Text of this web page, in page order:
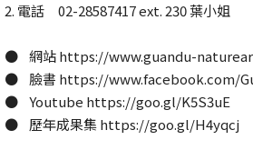
2. 電話 02-28587417 ext. 230 葉小姐
● 網站https://www.guandu-
● 臉書 https://www.facebook.com/
● Youtube https://goo.gl/K5S3uE
● 歷年成果集https://goo.gl/H4yqcj